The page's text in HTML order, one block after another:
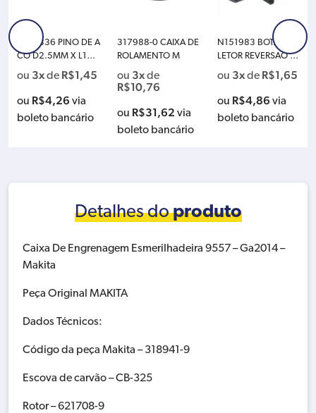
N071836 PINO DE A
CO D2.5MM X L10 .
9MM D
ou 3xde R$1,45
ou R$4,26 via
boleto bancário
317988-0 CAIXA DE
ROLAMENTO M
ou 3xde
R$10,76
ou R$31,62 via
boleto bancário
N151983 BOTAO SE
LETOR REVERSAO D
CD776 D
ou 3xde R$1,65
ou R$4,86 via
boleto bancário
Detalhes doproduto
Caixa De Engrenagem Esmerilhadeira 9557 – Ga2014 –
Makita
Peça Original MAKITA
Dados Técnicos:
Código da peça Makita – 318941-9
Escova de carvão – CB-325
Rotor – 621708-9